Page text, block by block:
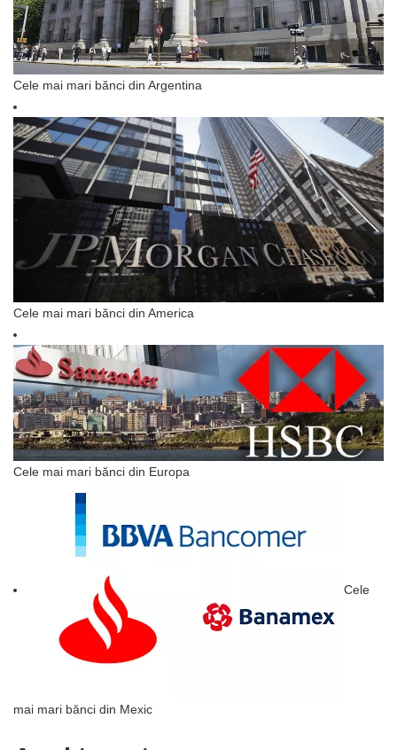
Cele mai mari bănci din Argentina
Cele mai mari bănci din America
Cele mai mari bănci din Europa
Cele
mai mari bănci din Mexic